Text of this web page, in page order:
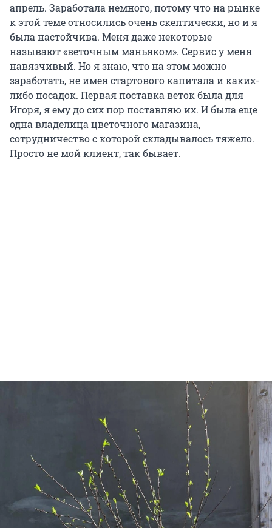
апрель. Заработала немного, потому что на рынке
к этой теме относились очень скептически, но и я
была настойчива. Меня даже некоторые
называют «веточным маньяком». Сервис у меня
навязчивый. Но я знаю, что на этом можно
заработать, не имея стартового капитала и каких-
либо посадок. Первая поставка веток была для
Игоря, я ему до сих пор поставляю их. И была еще
одна владелица цветочного магазина,
сотрудничество с которой складывалось тяжело.
Просто не мой клиент, так бывает.